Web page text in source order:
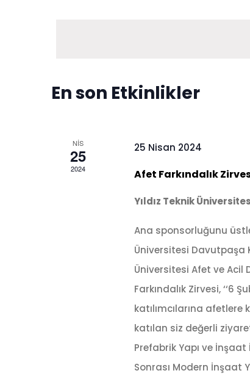
En son Etkinlikler
NIS
25
2024
25 Nisan 2024
Afet Farkındalık
Yıldız Teknik
Ana sponsorluğunu
Üniversitesi Davutpaşa
Üniversitesi Afet ve Acil
Farkındalık Zirvesi, ‘‘6
katılımcılarına afetlere
katılan siz değerli
Prefabrik Yapı ve
Sonrası Modern İnşaat